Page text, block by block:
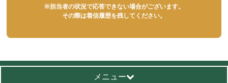
※担当者の状況で応答できない場合がございます。
その際は着信履歴を残してください。
メニュー